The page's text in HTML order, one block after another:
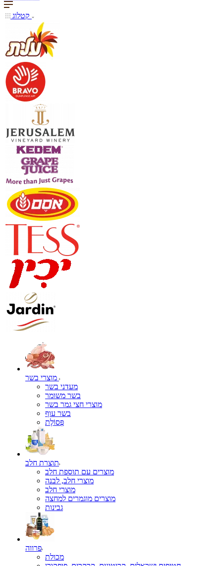
מעדני בשר
בשר משומר
מוצרי חצי גמר בשר
בשר עוף
פְּסוֹלֶת
תוצרת חלב
מוצרים עם תוספת חלב
מוצרי חלב, לבנה
מוצרי חלב
מוצרים מוגמרים למחצה
גבינות
פרווה
מכולת